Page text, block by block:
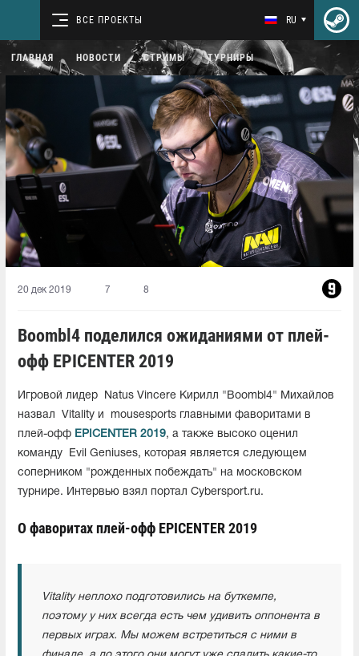
ВСЕ ПРОЕКТЫ RU
ГЛАВНАЯ НОВОСТИ СТРИМЫ ТУРНИРЫ
20 дек 2019 7 8
Boombl4 поделился ожиданиями от плей-
офф EPICENTER 2019
Игровой лидер
Natus Vincere Кирилл "Boombl4" Михайлов
назвал
Vitality и
mousesports главными фаворитами в
плей-офф EPICENTER 2019, а также высоко оценил
команду
Evil Geniuses, которая является следующем
соперником "рожденных побеждать" на московском
турнире. Интервью взял портал Cybersport.ru.
О фаворитах плей-офф EPICENTER 2019
Vitality неплохо подготовились на буткемпе,
поэтому у них всегда есть чем удивить оппонента в
первых играх. Мы можем встретиться с ними в